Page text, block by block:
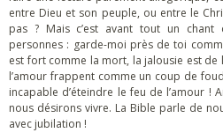
entre Dieu et son peuple, ou entre le
pas ? Mais c’est avant tout un chant
personnes : garde-moi près de toi
est fort comme la mort, la jalousie est de
l’amour frappent comme un coup de
incapable d’éteindre le feu de l’amour !
nous désirons vivre. La Bible parle de
avec jubilation !